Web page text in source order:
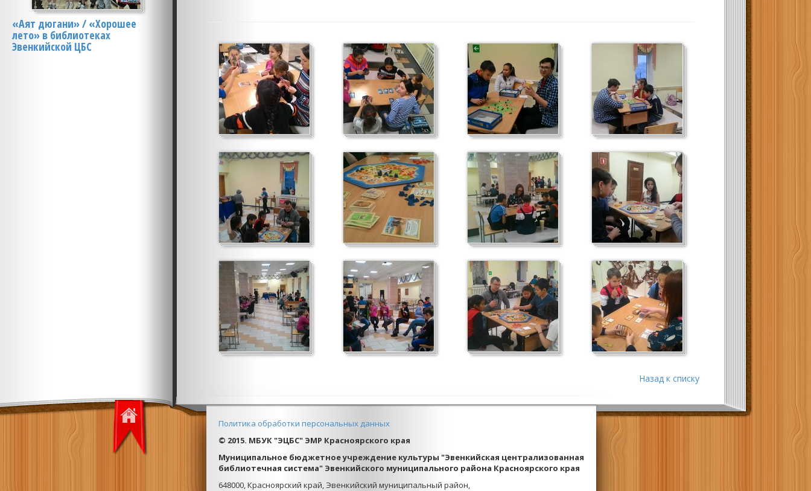
Назад к списку
«Аят дюгани» / «Хорошее
лето» в библиотеках
Эвенкийской ЦБС
Политика обработки персональных данных
© 2015. МБУК "ЭЦБС" ЭМР Красноярского края
Муниципальное бюджетное учреждение культуры "Эвенкийская централизованная
библиотечная система" Эвенкийского муниципального района Красноярского края
648000, Красноярский край, Эвенкийский муниципальный район,